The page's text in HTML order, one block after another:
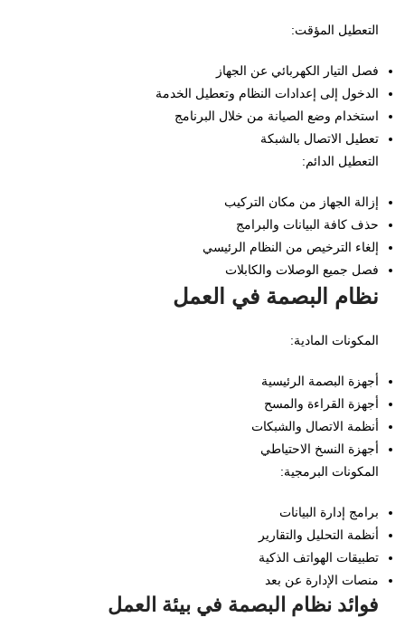
التعطيل المؤقت:
فصل التيار الكهربائي عن الجهاز
الدخول إلى إعدادات النظام وتعطيل الخدمة
استخدام وضع الصيانة من خلال البرنامج
تعطيل الاتصال بالشبكة
التعطيل الدائم:
إزالة الجهاز من مكان التركيب
حذف كافة البيانات والبرامج
إلغاء الترخيص من النظام الرئيسي
فصل جميع الوصلات والكابلات
نظام البصمة في العمل
المكونات المادية:
أجهزة البصمة الرئيسية
أجهزة القراءة والمسح
أنظمة الاتصال والشبكات
أجهزة النسخ الاحتياطي
المكونات البرمجية:
برامج إدارة البيانات
أنظمة التحليل والتقارير
تطبيقات الهواتف الذكية
منصات الإدارة عن بعد
فوائد نظام البصمة في بيئة العمل